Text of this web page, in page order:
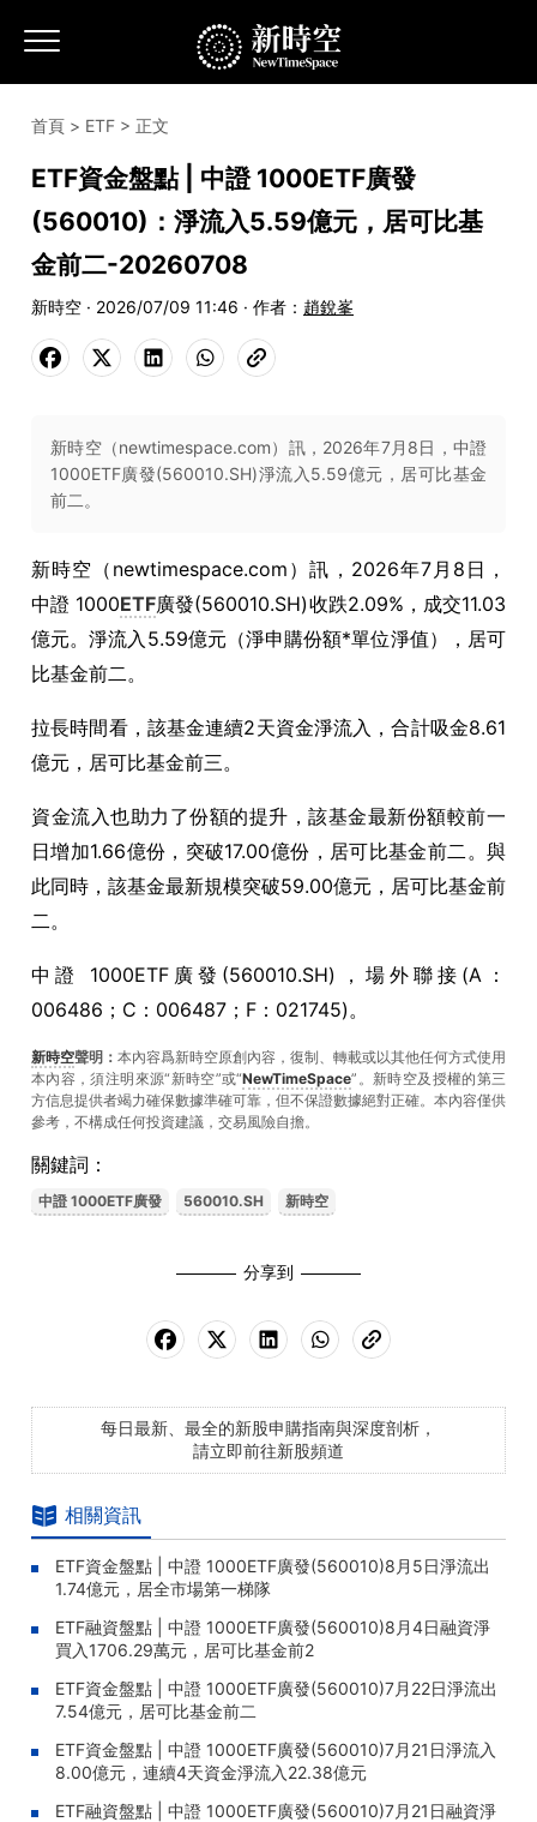
首頁 > ETF > 正文
ETF資金盤點 | 中證 1000ETF廣發
(560010)：淨流入5.59億元，居可比基
金前二-20260708
新時空 · 2026/07/09 11:46 · 作者： 趙銳峯
新時空（newtimespace.com）訊，2026年7月8日，中證
1000ETF廣發(560010.SH)淨流入5.59億元，居可比基金
前二。
新時空（ newtimespace.com ）訊， 2026年7月8日，
中證 1000ETF廣發(560010.SH)收跌2.09%，成交11.03
億元。淨流入5.59億元（淨申購份額*單位淨值），居可
比基金前二。
拉長時間看，該基金連續2天資金淨流入，合計吸金8.61
億元，居可比基金前三。
資金流入也助力了份額的提升，該基金最新份額較前一
日增加1.66億份，突破17.00億份，居可比基金前二。與
此同時，該基金最新規模突破59.00億元，居可比基金前
二。
中證 1000ETF廣發(560010.SH)，場外聯接(A：
006486；C：006487；F：021745)。
新時空聲明： 本內容爲新時空原創內容，復制、轉載或以其他任何方式使用
本內容，須注明來源“新時空”或“NewTimeSpace”。新時空及授權的第三
方信息提供者竭力確保數據準確可靠，但不保證數據絕對正確。本內容僅供
參考，不構成任何投資建議，交易風險自擔。
關鍵詞：
中證 1000ETF廣發 560010.SH 新時空
分享到
每日最新、最全的新股申購指南與深度剖析，
請立即前往新股頻道
相關資訊
ETF資金盤點 | 中證 1000ETF廣發(560010)8月5日淨流出
1.74億元，居全市場第一梯隊
ETF融資盤點 | 中證 1000ETF廣發(560010)8月4日融資淨
買入1706.29萬元，居可比基金前2
ETF資金盤點 | 中證 1000ETF廣發(560010)7月22日淨流出
7.54億元，居可比基金前二
ETF資金盤點 | 中證 1000ETF廣發(560010)7月21日淨流入
8.00億元，連續4天資金淨流入22.38億元
ETF融資盤點 | 中證 1000ETF廣發(560010)7月21日融資淨